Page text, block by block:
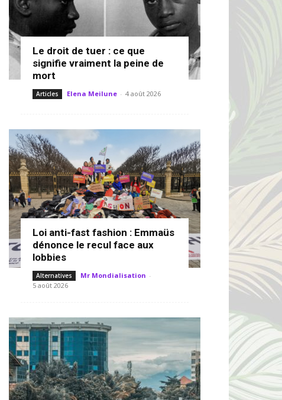
Le droit de tuer : ce que
signifie vraiment la peine de
mort
Articles Elena Meilune - 4 août 2026
Loi anti-fast fashion : Emmaüs
dénonce le recul face aux
lobbies
Alternatives Mr Mondialisation -
5 août 2026